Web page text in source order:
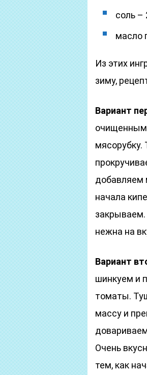
соль –
масло
Из этих
зиму,
Вариант
добавляем
начала
закрываем.
нежна на
Вариант
шинкуем и
томаты.
массу и
Очень
тем, как